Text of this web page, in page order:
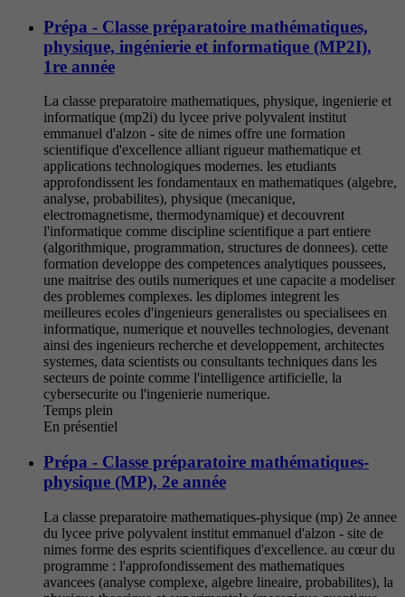
Prépa - Classe préparatoire mathématiques,
physique, ingénierie et informatique (MP2I),
1re année
La classe preparatoire mathematiques, physique, ingenierie et
informatique (mp2i) du lycee prive polyvalent institut
emmanuel d'alzon - site de nimes offre une formation
scientifique d'excellence alliant rigueur mathematique et
applications technologiques modernes. les etudiants
approfondissent les fondamentaux en mathematiques (algebre,
analyse, probabilites), physique (mecanique,
electromagnetisme, thermodynamique) et decouvrent
l'informatique comme discipline scientifique a part entiere
(algorithmique, programmation, structures de donnees). cette
formation developpe des competences analytiques poussees,
une maitrise des outils numeriques et une capacite a modeliser
des problemes complexes. les diplomes integrent les
meilleures ecoles d'ingenieurs generalistes ou specialisees en
informatique, numerique et nouvelles technologies, devenant
ainsi des ingenieurs recherche et developpement, architectes
systemes, data scientists ou consultants techniques dans les
secteurs de pointe comme l'intelligence artificielle, la
cybersecurite ou l'ingenierie numerique.
Temps plein
En présentiel
Prépa - Classe préparatoire mathématiques-
physique (MP), 2e année
La classe preparatoire mathematiques-physique (mp) 2e annee
du lycee prive polyvalent institut emmanuel d'alzon - site de
nimes forme des esprits scientifiques d'excellence. au cœur du
programme : l'approfondissement des mathematiques
avancees (analyse complexe, algebre lineaire, probabilites), la